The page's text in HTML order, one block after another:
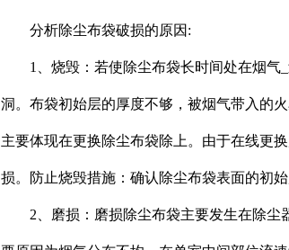
分析除尘布袋破损的原因:
1、烧毁：若使除尘布袋长时间处在烟
洞。布袋初始层的厚度不够，被烟气带入的
主要体现在更换除尘布袋除上。由于在线更
损。防止烧毁措施：确认除尘布袋表面的初始
2、磨损：磨损除尘布袋主要发生在除